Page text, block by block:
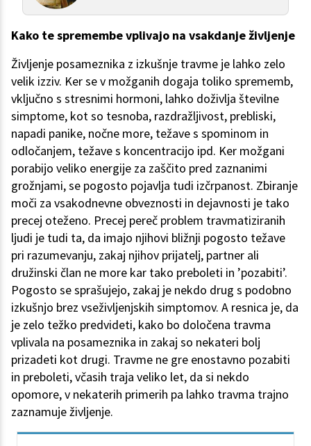
Kako te spremembe vplivajo na vsakdanje življenje
Življenje posameznika z izkušnje travme je lahko zelo
velik izziv. Ker se v možganih dogaja toliko sprememb,
vključno s stresnimi hormoni, lahko doživlja številne
simptome, kot so tesnoba, razdražljivost, prebliski,
napadi panike, nočne more, težave s spominom in
odločanjem, težave s koncentracijo ipd. Ker možgani
porabijo veliko energije za zaščito pred zaznanimi
grožnjami, se pogosto pojavlja tudi izčrpanost. Zbiranje
moči za vsakodnevne obveznosti in dejavnosti je tako
precej oteženo. Precej pereč problem travmatiziranih
ljudi je tudi ta, da imajo njihovi bližnji pogosto težave
pri razumevanju, zakaj njihov prijatelj, partner ali
družinski član ne more kar tako preboleti in ’pozabiti’.
Pogosto se sprašujejo, zakaj je nekdo drug s podobno
izkušnjo brez vseživljenjskih simptomov. A resnica je, da
je zelo težko predvideti, kako bo določena travma
vplivala na posameznika in zakaj so nekateri bolj
prizadeti kot drugi. Travme ne gre enostavno pozabiti
in preboleti, včasih traja veliko let, da si nekdo
opomore, v nekaterih primerih pa lahko travma trajno
zaznamuje življenje.